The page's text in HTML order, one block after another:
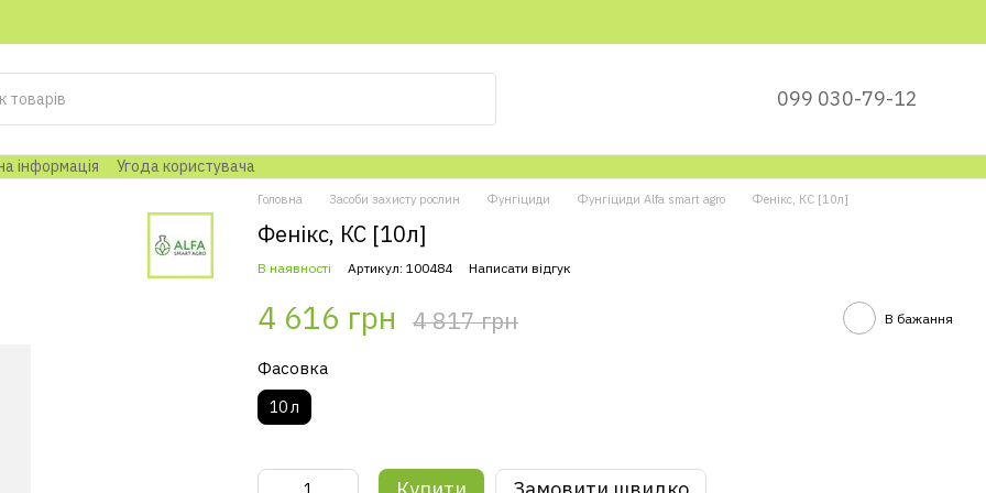
099 030-79-12
інформація Угода користувача
Головна Засоби захисту рослин Фунгіциди Фунгіциди Alfa smart agro Фенікс, КС [10л]
Фенікс, КС [10л]
В наявності Артикул: 100484 Написати відгук
4 616 грн 4 817 грн В бажання
Фасовка
10 л